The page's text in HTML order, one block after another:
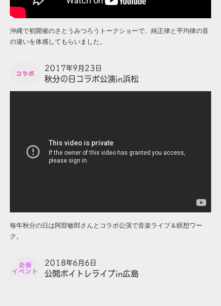
沖縄で初開催のさとうみつろうトークショーで、純正律と平均律の音
の違いを体感してもらいました。
2017年9月23日
秋分の日コラボ公演in浜松
毎年秋分の日は阿部敏郎さんとコラボ公演で音楽ライブ＆瞑想ワー
ク。
2018年6月6日
公開ボイトレライブin広島